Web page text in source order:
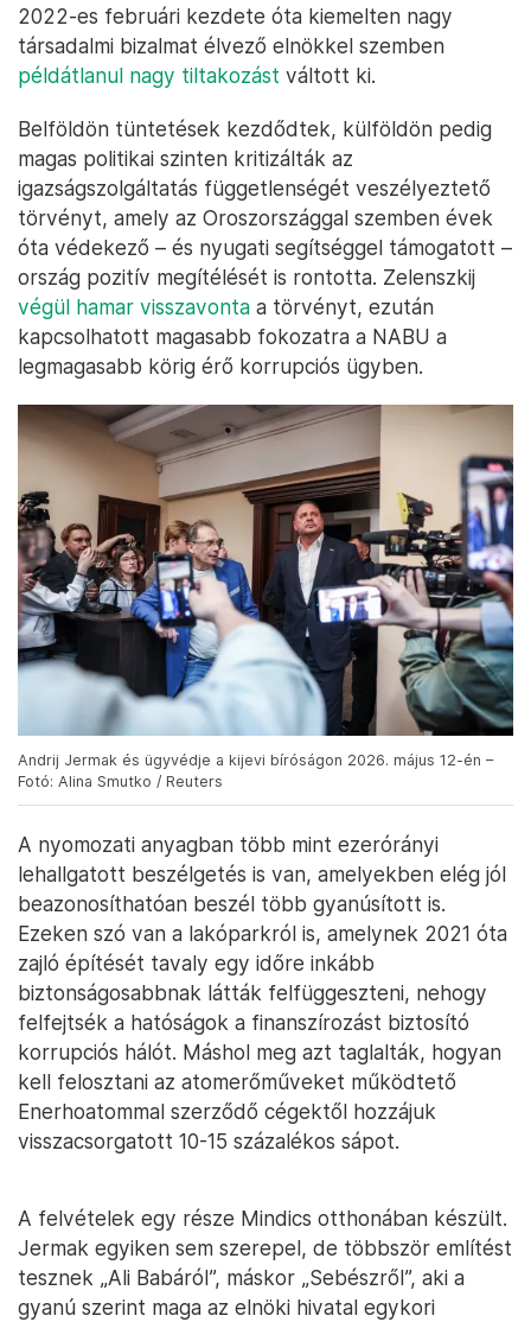
2022-es februári kezdete óta kiemelten nagy
társadalmi bizalmat élvező elnökkel szemben
példátlanul nagy tiltakozást váltott ki.
Belföldön tüntetések kezdődtek, külföldön pedig
magas politikai szinten kritizálták az
igazságszolgáltatás függetlenségét veszélyeztető
törvényt, amely az Oroszországgal szemben évek
óta védekező – és nyugati segítséggel támogatott –
ország pozitív megítélését is rontotta. Zelenszkij
végül hamar visszavonta a törvényt, ezután
kapcsolhatott magasabb fokozatra a NABU a
legmagasabb körig érő korrupciós ügyben.
Andrij Jermak és ügyvédje a kijevi bíróságon 2026. május 12-én –
Fotó: Alina Smutko / Reuters
A nyomozati anyagban több mint ezerórányi
lehallgatott beszélgetés is van, amelyekben elég jól
beazonosíthatóan beszél több gyanúsított is.
Ezeken szó van a lakóparkról is, amelynek 2021 óta
zajló építését tavaly egy időre inkább
biztonságosabbnak látták felfüggeszteni, nehogy
felfejtsék a hatóságok a finanszírozást biztosító
korrupciós hálót. Máshol meg azt taglalták, hogyan
kell felosztani az atomerőműveket működtető
Enerhoatommal szerződő cégektől hozzájuk
visszacsorgatott 10-15 százalékos sápot.
A felvételek egy része Mindics otthonában készült.
Jermak egyiken sem szerepel, de többször említést
tesznek „Ali Babáról”, máskor „Sebészről”, aki a
gyanú szerint maga az elnöki hivatal egykori